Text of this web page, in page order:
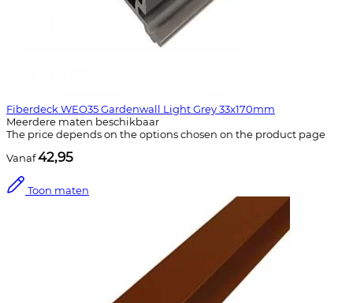
Fiberdeck WEO35 Gardenwall Light Grey 33x170mm
Meerdere maten beschikbaar
The price depends on the options chosen on the product page
Vanaf42,95
Toon maten